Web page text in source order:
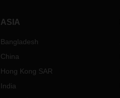
ASIA
Bangladesh
China
Hong Kong SAR
India